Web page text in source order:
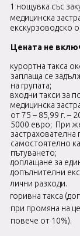
1 нощувка със
медицинска
екскурзоводско
Цената не
курортна такса
заплаща се
на групата;
входни такси за
медицинска
от 75 – 85,99 г. –
5000 евро; При
застрахователна
самостоятелно
пътуването;
доплащане за
допълнителни
лични разходи.
горивна такса
при промяна на
повече от 10%).